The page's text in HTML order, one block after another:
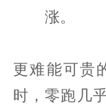
涨。
更难能可贵
时，零跑几